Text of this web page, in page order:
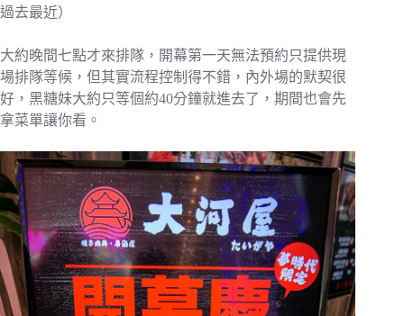
過去最近）
大約晚間七點才來排隊，開幕第一天無法預約只提供現
場排隊等候，但其實流程控制得不錯，內外場的默契很
好，黑糖妹大約只等個約40分鐘就進去了，期間也會先
拿菜單讓你看。